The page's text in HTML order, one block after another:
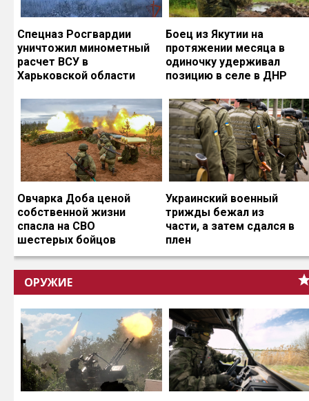
Спецназ Росгвардии
уничтожил минометный
расчет ВСУ в
Харьковской области
Боец из Якутии на
протяжении месяца в
одиночку удерживал
позицию в селе в ДНР
Овчарка Доба ценой
собственной жизни
спасла на СВО
шестерых бойцов
Украинский военный
трижды бежал из
части, а затем сдался в
плен
ОРУЖИЕ